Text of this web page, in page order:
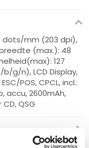
dots/mm (203 dpi),
(max.): 48
127
b/g/n), LCD Display,
POS, CPCL, incl.:
accu, 2600mAh,
QSG